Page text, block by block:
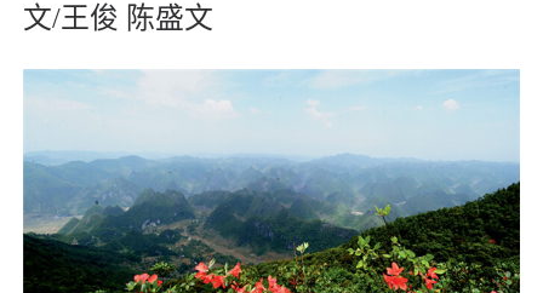
文/王俊 陈盛文